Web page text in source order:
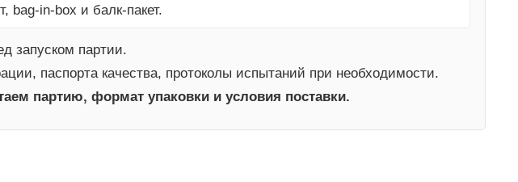
bag-in-box и балк-пакет.
запуском партии.
паспорта качества, протоколы испытаний при необходимости.
партию, формат упаковки и условия поставки.